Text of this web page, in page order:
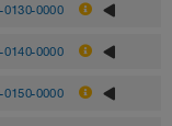
0130-0000
0140-0000
0150-0000